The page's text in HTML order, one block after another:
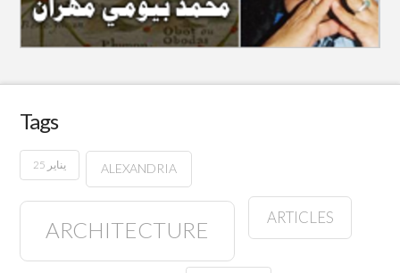
Tags
25 يناير ALEXANDRIA
ARCHITECTURE
ARTICLES